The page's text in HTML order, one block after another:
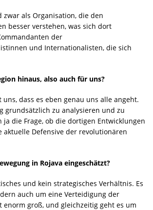
als Organisation, die den
besser verstehen, was sich dort
der
und Internationalisten, die sich
hinaus, also auch für uns?
dass es eben genau uns alle angeht.
grundsätzlich zu analysieren und zu
die Frage, ob die dortigen Entwicklungen
Defensive der revolutionären
in Rojava eingeschätzt?
und kein strategisches Verhältnis. Es
auch um eine Verteidigung der
groß, und gleichzeitig geht es um